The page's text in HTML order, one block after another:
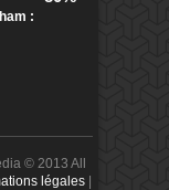
:
© 2013 All
légales|